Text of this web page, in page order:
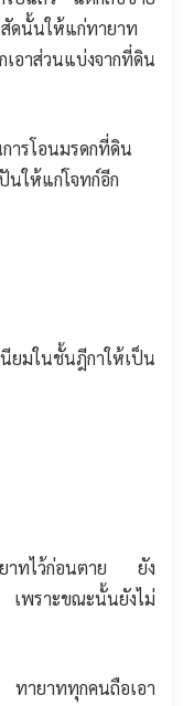
ดนั้นให้แก่ทายาท
าส่วนแบ่งจากที่ดิน
ารโอนมรดกที่ดิน
นให้แก่โจทก์อีก
มในชั้นฎีกาให้เป็น
ยาทไว้ก่อนตาย ยัง
เพราะขณะนั้นยังไม่
ทายาททุกคนถือเอา